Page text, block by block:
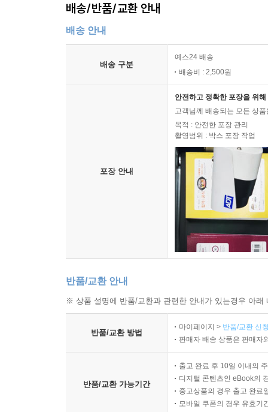
배송/반품/교환 안내
배송 안내
배송 구분
예스24 배송
배송비 : 2,500원
포장 안내
안전하고 정확한 포장을 위
고객님께 배송되는 모든 상
목적 : 안전한 포장 관리
촬영범위 : 박스 포장 작업
반품/교환 안내
※ 상품 설명에 반품/교환과 관련한 안내가 있는경우 아
반품/교환 방법
마이페이지 > 반품/교환 신
판매자 배송 상품은 판매자
반품/교환 가능기간
출고 완료 후 10일 이내의
디지털 콘텐츠인 eBook의
중고상품의 경우 출고 완료
모바일 쿠폰의 경우 유효기